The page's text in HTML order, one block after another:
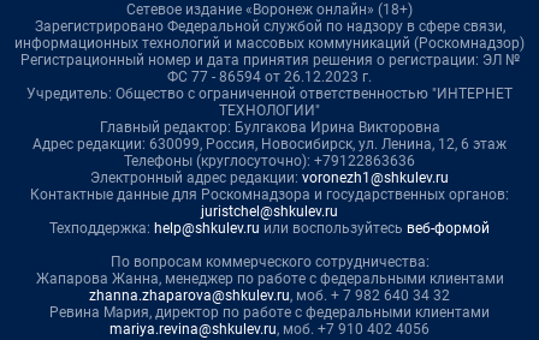
Сетевое издание «Воронеж онлайн» (18+)
Зарегистрировано Федеральной службой по надзору в сфере связи,
информационных технологий и массовых коммуникаций (Роскомнадзор)
Регистрационный номер и дата принятия решения о регистрации: ЭЛ №
ФС 77 - 86594 от 26.12.2023 г.
Учредитель: Общество с ограниченной ответственностью "ИНТЕРНЕТ
ТЕХНОЛОГИИ"
Главный редактор: Булгакова Ирина Викторовна
Адрес редакции: 630099, Россия, Новосибирск, ул. Ленина, 12, 6 этаж
Телефоны (круглосуточно): +79122863636
Электронный адрес редакции: voronezh1@shkulev.ru
Контактные данные для Роскомнадзора и государственных органов:
juristchel@shkulev.ru
Техподдержка: help@shkulev.ru или воспользуйтесь веб-формой
По вопросам коммерческого сотрудничества:
Жапарова Жанна, менеджер по работе с федеральными клиентами
zhanna.zhaparova@shkulev.ru, моб. + 7 982 640 34 32
Ревина Мария, директор по работе с федеральными клиентами
mariya.revina@shkulev.ru, моб. +7 910 402 4056